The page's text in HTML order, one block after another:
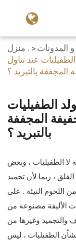
منزل . و المدونات
عند تناول
المجففة بالتبريد ؟
الطفيليات
المجففة
بالتبريد ؟
لا الطفيليات ، وبعض
، ربما لأن تجميد
اللحوم النيئة . على
الأليفة مصنوعة من
والتجميد وغيرها من
الطفيليات ، ليس